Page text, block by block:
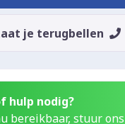
je terugbellen
hulp nodig?
bereikbaar, stuur